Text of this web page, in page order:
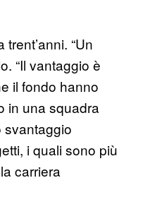
“Un
“Il vantaggio è
il fondo hanno
in una squadra
svantaggio
i quali sono più
carriera